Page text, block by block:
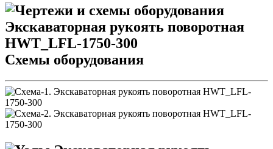
Схемы оборудования